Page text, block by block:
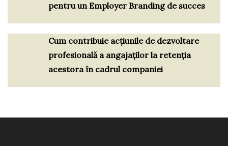
pentru un Employer Branding de succes
Cum contribuie acțiunile de dezvoltare
profesională a angajaților la retenția
acestora în cadrul companiei